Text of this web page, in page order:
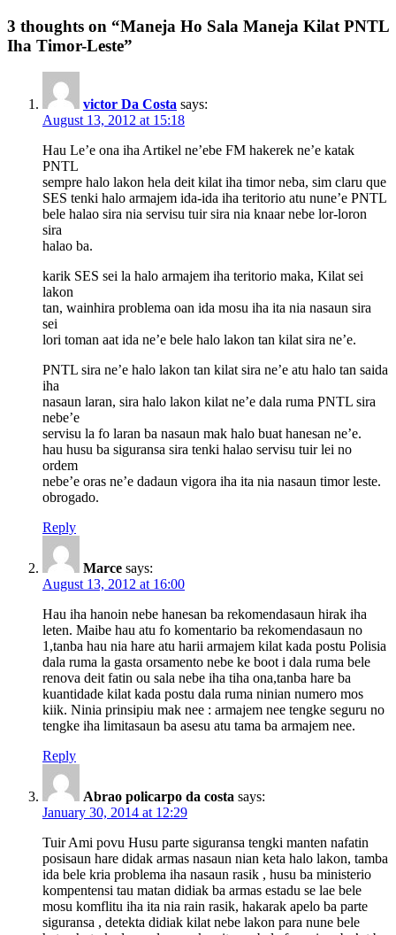
3 thoughts on “Maneja Ho Sala Maneja Kilat PNTL
Iha Timor-Leste”
victor Da Costa says:
August 13, 2012 at 15:18
Hau Le’e ona iha Artikel ne’ebe FM hakerek ne’e katak
PNTL
sempre halo lakon hela deit kilat iha timor neba, sim claru que
SES tenki halo armajem ida-ida iha teritorio atu nune’e PNTL
bele halao sira nia servisu tuir sira nia knaar nebe lor-loron
sira
halao ba.
karik SES sei la halo armajem iha teritorio maka, Kilat sei
lakon
tan, wainhira problema oan ida mosu iha ita nia nasaun sira
sei
lori toman aat ida ne’e bele halo lakon tan kilat sira ne’e.
PNTL sira ne’e halo lakon tan kilat sira ne’e atu halo tan saida
iha
nasaun laran, sira halo lakon kilat ne’e dala ruma PNTL sira
nebe’e
servisu la fo laran ba nasaun mak halo buat hanesan ne’e.
hau husu ba siguransa sira tenki halao servisu tuir lei no
ordem
nebe’e oras ne’e dadaun vigora iha ita nia nasaun timor leste.
obrogado.
Reply
Marce says:
August 13, 2012 at 16:00
Hau iha hanoin nebe hanesan ba rekomendasaun hirak iha
leten. Maibe hau atu fo komentario ba rekomendasaun no
1,tanba hau nia hare atu harii armajem kilat kada postu Polisia
dala ruma la gasta orsamento nebe ke boot i dala ruma bele
renova deit fatin ou sala nebe iha tiha ona,tanba hare ba
kuantidade kilat kada postu dala ruma ninian numero mos
kiik. Ninia prinsipiu mak nee : armajem nee tengke seguru no
tengke iha limitasaun ba asesu atu tama ba armajem nee.
Reply
Abrao policarpo da costa says:
January 30, 2014 at 12:29
Tuir Ami povu Husu parte siguransa tengki manten nafatin
posisaun hare didak armas nasaun nian keta halo lakon, tamba
ida bele kria problema iha nasaun rasik , husu ba ministerio
kompentensi tau matan didiak ba armas estadu se lae bele
mosu komflitu iha ita nia rain rasik, hakarak apelo ba parte
siguransa , detekta didiak kilat nebe lakon para nune bele